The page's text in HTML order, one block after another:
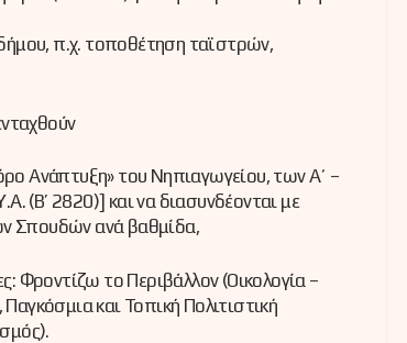
π.χ. τοποθέτηση ταϊστρών,
Ανάπτυξη» του Νηπιαγωγείου, των Α΄ –
(Β’ 2820)] και να διασυνδέονται με
Σπουδών ανά βαθμίδα,
Φροντίζω το Περιβάλλον (Οικολογία –
και Τοπική Πολιτιστική